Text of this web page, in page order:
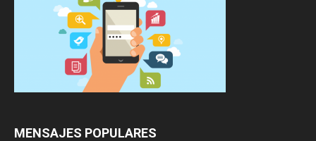
MENSAJES POPULARES